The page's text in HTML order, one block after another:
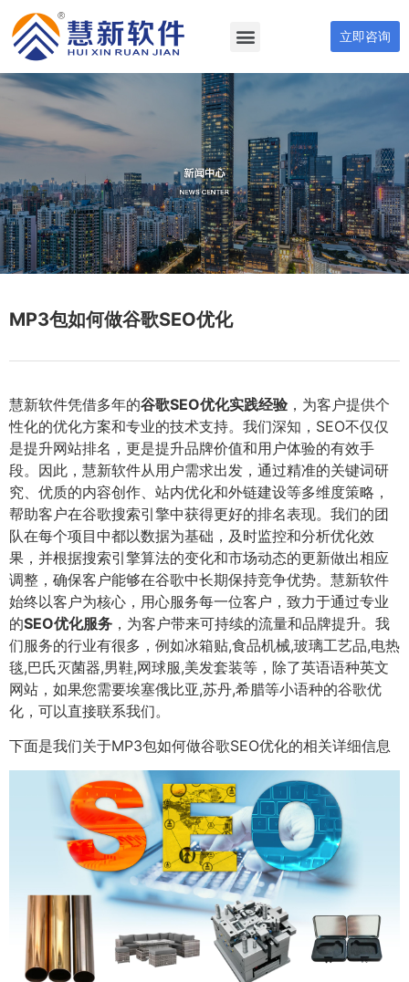
立即咨询
MP3包如何做谷歌SEO优化
慧新软件凭借多年的谷歌SEO优化实践经验 ，为客户提供个
性化的优化方案和专业的技术支持。我们深知，SEO不仅仅
是提升网站排名，更是提升品牌价值和用户体验的有效手
段。因此，慧新软件从用户需求出发，通过精准的关键词研
究、优质的内容创作、站内优化和外链建设等多维度策略，
帮助客户在谷歌搜索引擎中获得更好的排名表现。我们的团
队在每个项目中都以数据为基础，及时监控和分析优化效
果，并根据搜索引擎算法的变化和市场动态的更新做出相应
调整，确保客户能够在谷歌中长期保持竞争优势。慧新软件
始终以客户为核心，用心服务每一位客户，致力于通过专业
的SEO优化服务 ，为客户带来可持续的流量和品牌提升。我
们服务的行业有很多，例如冰箱贴,食品机械,玻璃工艺品,电热
毯,巴氏灭菌器,男鞋,网球服,美发套装等，除了英语语种英文
网站，如果您需要埃塞俄比亚,苏丹,希腊等小语种的谷歌优
化，可以直接联系我们。
下面是我们关于MP3包如何做谷歌SEO优化的相关详细信息